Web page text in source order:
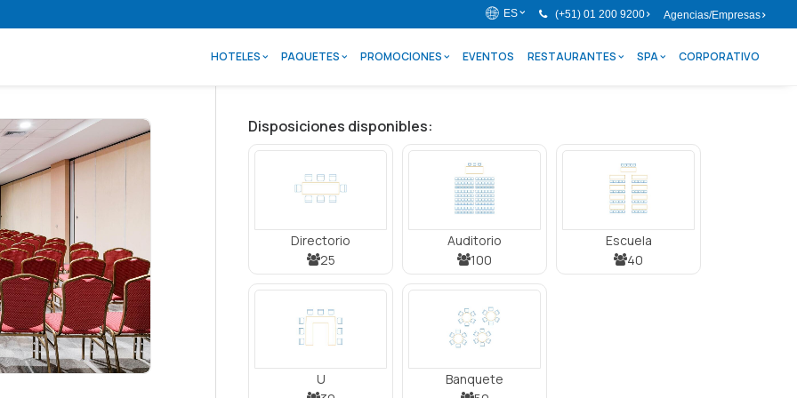
ES (+51) 01 200 9200 Agencias/Empresas
HOTELES PAQUETES PROMOCIONES EVENTOS RESTAURANTES SPA CORPORATIVO
Disposiciones disponibles:
Directorio
25
Auditorio
100
Escuela
40
U
Banquete